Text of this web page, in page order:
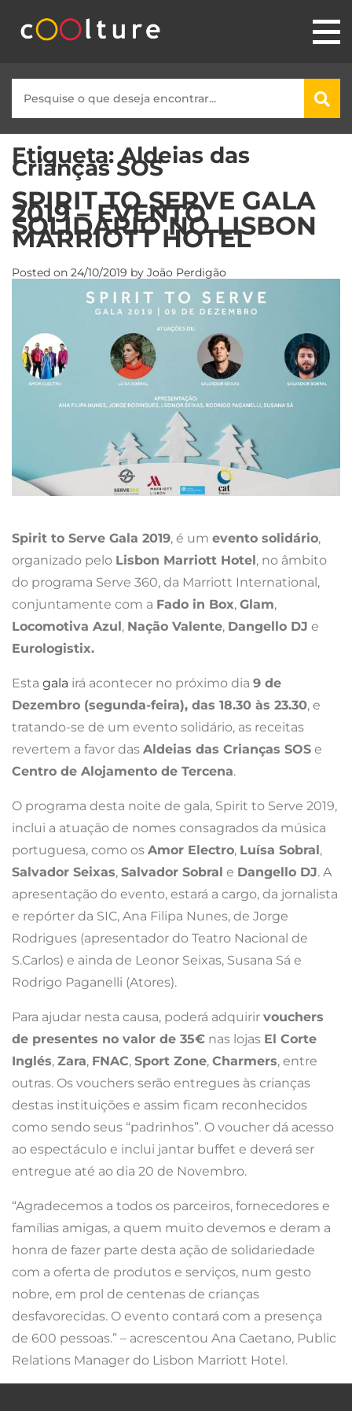
Etiqueta:Aldeias das
Crianças SOS
SPIRIT TO SERVE GALA
2019 – EVENTO
SOLIDÁRIO NO LISBON
MARRIOTT HOTEL
Posted on 24/10/2019 by João Perdigão
Spirit to Serve Gala 2019, é um evento solidário,
organizado pelo Lisbon Marriott Hotel, no âmbito
do programa Serve 360, da Marriott International,
conjuntamente com a Fado in Box, Glam,
Locomotiva Azul, Nação Valente, Dangello DJ e
Eurologistix.
Esta gala irá acontecer no próximo dia 9 de
Dezembro (segunda-feira), das 18.30 às 23.30, e
tratando-se de um evento solidário, as receitas
revertem a favor das Aldeias das Crianças SOS e
Centro de Alojamento de Tercena.
O programa desta noite de gala, Spirit to Serve 2019,
inclui a atuação de nomes consagrados da música
portuguesa, como os Amor Electro, Luísa Sobral,
Salvador Seixas, Salvador Sobral e Dangello DJ. A
apresentação do evento, estará a cargo, da jornalista
e repórter da SIC, Ana Filipa Nunes, de Jorge
Rodrigues (apresentador do Teatro Nacional de
S.Carlos) e ainda de Leonor Seixas, Susana Sá e
Rodrigo Paganelli (Atores).
Para ajudar nesta causa, poderá adquirir vouchers
de presentes no valor de 35€ nas lojas El Corte
Inglés, Zara, FNAC, Sport Zone, Charmers, entre
outras. Os vouchers serão entregues às crianças
destas instituições e assim ficam reconhecidos
como sendo seus “padrinhos”. O voucher dá acesso
ao espectáculo e inclui jantar buffet e deverá ser
entregue até ao dia 20 de Novembro.
“Agradecemos a todos os parceiros, fornecedores e
famílias amigas, a quem muito devemos e deram a
honra de fazer parte desta ação de solidariedade
com a oferta de produtos e serviços, num gesto
nobre, em prol de centenas de crianças
desfavorecidas. O evento contará com a presença
de 600 pessoas.” – acrescentou Ana Caetano, Public
Relations Manager do Lisbon Marriott Hotel.